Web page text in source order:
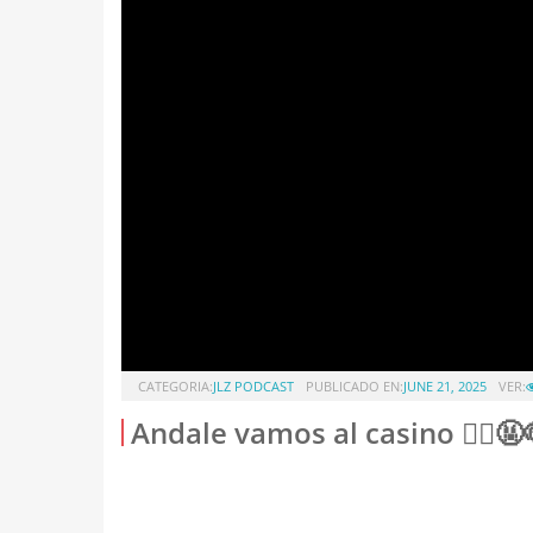
CATEGORIA:JLZ PODCAST PUBLICADO EN:JUNE 21, 2025 VER:
Andale vamos al casino